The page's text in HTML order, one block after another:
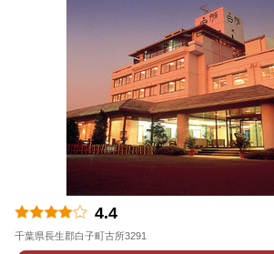
4.4
千葉県長生郡白子町古所3291